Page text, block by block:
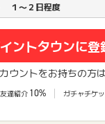
１〜２日程度
ントタウンに登
ウントをお持ちの方は
友達紹介 10% ガチャチケ